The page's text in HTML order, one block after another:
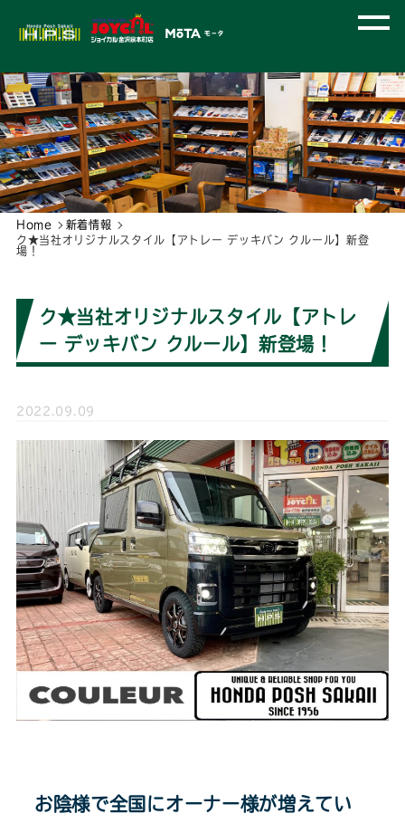
Home
新着情報
ク★当社オリジナルスタイル【アトレー デッキバン クルール】新登
場！
ク★当社オリジナルスタイル【アトレ
ー デッキバン クルール】新登場！
2022.09.09
お陰様で全国にオーナー様が増えてい